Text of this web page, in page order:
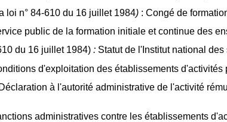
loi n° 84-610 du 16 juillet 1984): Congé de
public de la formation initiale et continue des
du 16 juillet 1984):Statut de l'Institut national
d'exploitation des établissements d'activités
à l'autorité administrative de l'activité
administratives contre les établissements